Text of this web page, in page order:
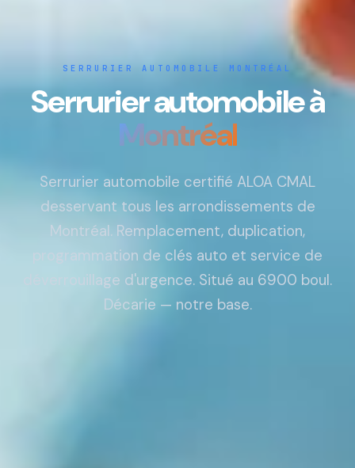
SERRURIER AUTOMOBILE MONTRÉAL
Serrurier automobile à
Montréal
Serrurier automobile certifié ALOA CMAL
desservant tous les arrondissements de
Montréal. Remplacement, duplication,
programmation de clés auto et service de
déverrouillage d'urgence. Situé au 6900 boul.
Décarie — notre base.